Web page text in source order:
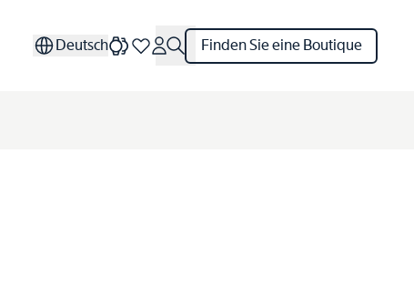
Deutsch Finden Sie eine Boutique